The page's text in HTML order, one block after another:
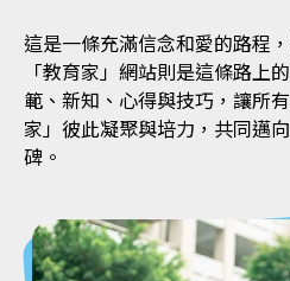
這是一條充滿信念和愛的路程
「教育家」網站則是這條路上
範、新知、心得與技巧，讓所
家」彼此凝聚與培力，共同邁
碑。